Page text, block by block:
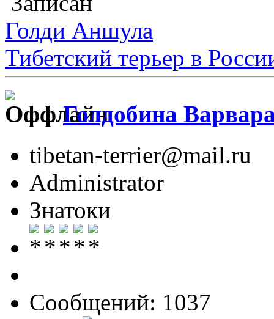
Голди Аншула
Тибетский терьер в
Голдобина
tibetan-terrier@mail.ru
Administrator
Знатоки
Сообщений: 1037